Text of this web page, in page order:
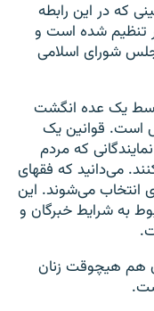
که در این رابطه
شده است و
شورای اسلامی
یک عده انگشت
است. قوانین یک
که مردم
می‌دانید که فقهای
انتخاب می‌شوند. این
به شرایط خبرگان و
هم هیچوقت زنان